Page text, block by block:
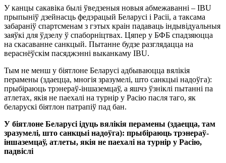
У канцы сакавіка былі ўведзеныя новыя абмежаванні – IBU
прыпыніў дзейнасць федэрацый Беларусі і Расіі, а таксама
забараніў спартсменам з гэтых краін падаваць індывідуальныя
заяўкі для ўдзелу ў спаборніцтвах. Цяпер у БФБ спадзяюцца
на скасаванне санкцый. Пытанне будзе разглядацца на
вераснёўскім пасяджэнні выканкаму IBU.
Тым не менш у біятлоне Беларусі адбываюцца вялікія
перамены (здаецца, многія зразумелі, што санкцыі надоўга):
прыбіраюць трэнераў-іншаземцаў, а яшчэ ўзніклі пытанні па
атлетах, якія не паехалі на турнір у Расію пасля таго, як
беларускі біятлон патрапіў пад бан.
У біятлоне Беларусі ідуць вялікія перамены (здаецца, там
зразумелі, што санкцыі надоўга): прыбіраюць трэнераў-
іншаземцаў, атлеты, якія не паехалі на турнір у Расію,
падвіслі